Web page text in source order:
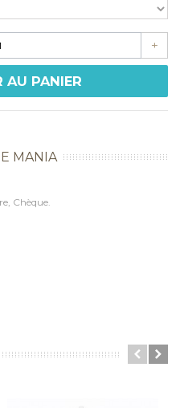
+
AU PANIER
MANIA
Chèque.